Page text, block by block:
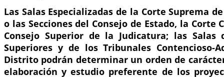
Las Salas Especializadas de la Corte Suprema
o las Secciones del Consejo de Estado, la Corte
Consejo Superior de la Judicatura; las Salas
Superiores y de los Tribunales Contencioso-
Distrito podrán determinar un orden de
elaboración y estudio preferente de los